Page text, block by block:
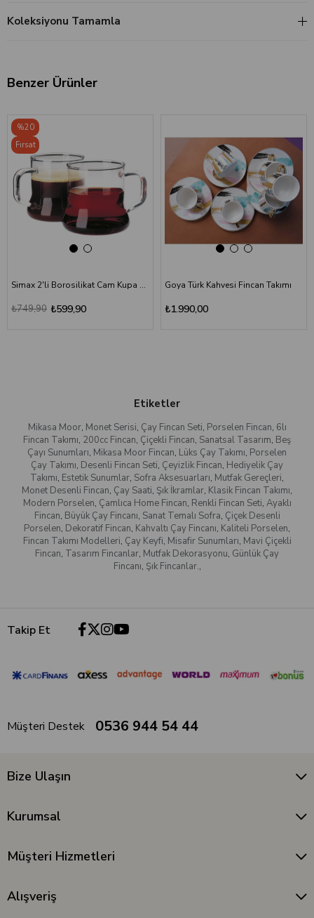
Koleksiyonu Tamamla
Benzer Ürünler
Simax 2'li Borosilikat Cam Kupa Seti - 250 ml
₺599,90
₺749,90
%20
Fırsat
Ürünü
Goya Türk Kahvesi Fincan Takımı
₺1.990,00
Etiketler
Mikasa Moor, Monet Serisi, Çay Fincan Seti, Porselen Fincan, 6lı
Fincan Takımı, 200cc Fincan, Çiçekli Fincan, Sanatsal Tasarım, Beş
Çayı Sunumları, Mikasa Moor Fincan, Lüks Çay Takımı, Porselen
Çay Takımı, Desenli Fincan Seti, Çeyizlik Fincan, Hediyelik Çay
Takımı, Estetik Sunumlar, Sofra Aksesuarları, Mutfak Gereçleri,
Monet Desenli Fincan, Çay Saati, Şık İkramlar, Klasik Fincan Takımı,
Modern Porselen, Çamlıca Home Fincan, Renkli Fincan Seti, Ayaklı
Fincan, Büyük Çay Fincanı, Sanat Temalı Sofra, Çiçek Desenli
Porselen, Dekoratif Fincan, Kahvaltı Çay Fincanı, Kaliteli Porselen,
Fincan Takımı Modelleri, Çay Keyfi, Misafir Sunumları, Mavi Çiçekli
Fincan, Tasarım Fincanlar, Mutfak Dekorasyonu, Günlük Çay
Fincanı, Şık Fincanlar.,
Takip Et
Müşteri Destek 0536 944 54 44
Bize Ulaşın
Kurumsal
Müşteri Hizmetleri
Alışveriş